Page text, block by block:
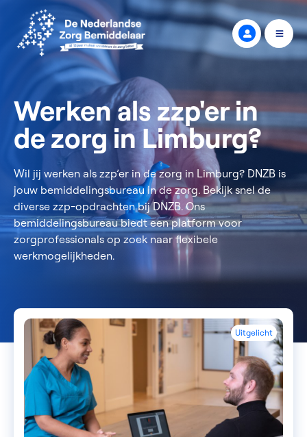
Werken als zzp'er in
de zorg in Limburg?
Wil jij werken als zzp’er in de zorg in Limburg? DNZB is
jouw bemiddelingsbureau in de zorg. Bekijk snel de
diverse zzp-opdrachten bij DNZB. Ons
bemiddelingsbureau biedt een platform voor
zorgprofessionals op zoek naar flexibele
werkmogelijkheden.
Uitgelicht